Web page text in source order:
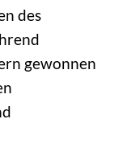
des
gewonnen